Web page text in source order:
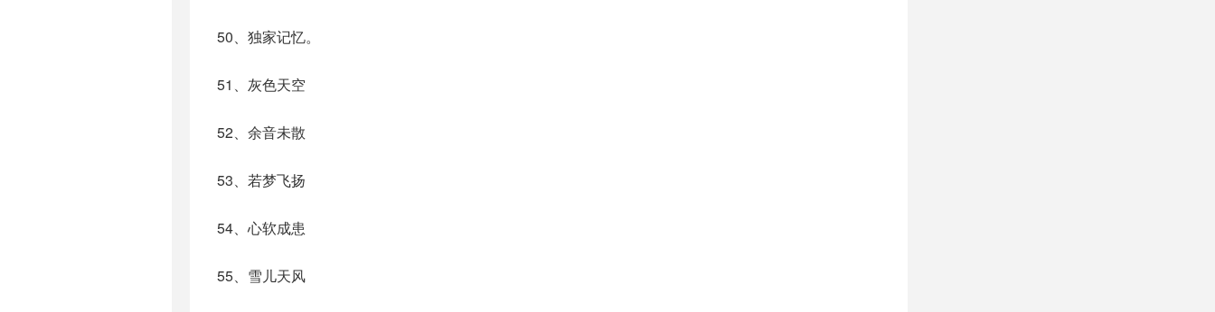
50、独家记忆。
51、灰色天空
52、余音未散
53、若梦飞扬
54、心软成患
55、雪儿天风